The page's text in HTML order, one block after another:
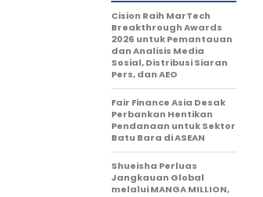
Cision Raih MarTech
Breakthrough Awards
2026 untuk Pemantauan
dan Analisis Media
Sosial, Distribusi Siaran
Pers, dan AEO
Fair Finance Asia Desak
Perbankan Hentikan
Pendanaan untuk Sektor
Batu Bara di ASEAN
Shueisha Perluas
Jangkauan Global
melalui MANGA MILLION,